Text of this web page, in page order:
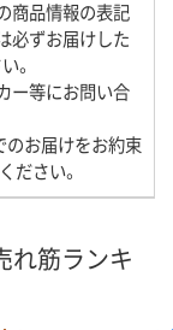
商品情報の表記
必ずお届けした
。
ー等にお問い合
のお届けをお約束
ださい。
れ筋ランキ